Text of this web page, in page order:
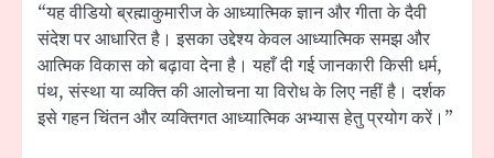
“यह वीडियो ब्रह्माकुमारीज के आध्यात्मिक ज्ञान और गीता के दैवी
संदेश पर आधारित है। इसका उद्देश्य केवल आध्यात्मिक समझ और
आत्मिक विकास को बढ़ावा देना है। यहाँ दी गई जानकारी किसी धर्म,
पंथ, संस्था या व्यक्ति की आलोचना या विरोध के लिए नहीं है। दर्शक
इसे गहन चिंतन और व्यक्तिगत आध्यात्मिक अभ्यास हेतु प्रयोग करें।”